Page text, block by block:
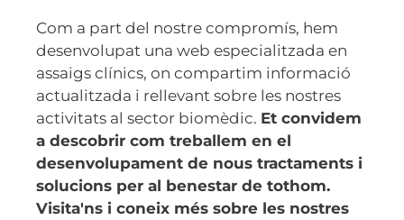
Com a part del nostre compromís, hem
desenvolupat una web especialitzada en
assaigs clínics, on compartim informació
actualitzada i rellevant sobre les nostres
activitats al sector biomèdic. Et convidem
a descobrir com treballem en el
desenvolupament de nous tractaments i
solucions per al benestar de tothom.
Visita'ns i coneix més sobre les nostres